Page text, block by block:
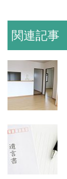
関連記事